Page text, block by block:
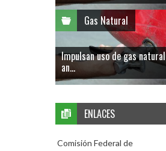
Gas Natural
Impulsan uso de gas natural
an...
ENLACES
Comisión Federal de